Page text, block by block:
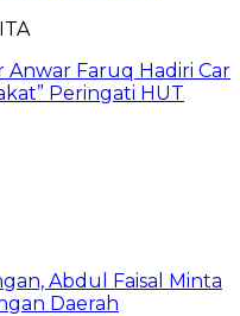
Anwar Faruq Hadiri Car
Peringati HUT
Abdul Faisal Minta
Daerah